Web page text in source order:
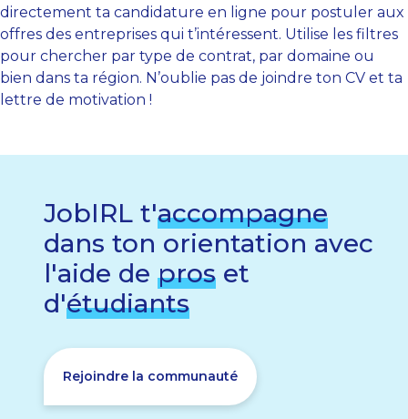
directement ta candidature en ligne pour postuler aux
offres des entreprises qui t’intéressent. Utilise les filtres
pour chercher par type de contrat, par domaine ou
bien dans ta région. N’oublie pas de joindre ton CV et ta
lettre de motivation !
JobIRL t'accompagne
dans ton orientation avec
l'aide de pros et
d'étudiants
Rejoindre la communauté